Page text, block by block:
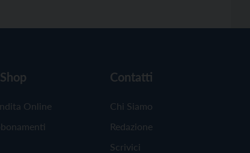
Online
Contatti
Chi Siamo
Redazione
Scrivici